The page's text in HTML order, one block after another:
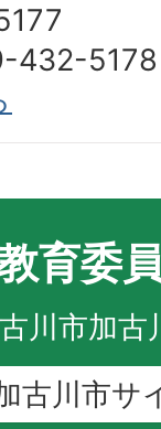
432-5178
育委
川市加古
古川市サ